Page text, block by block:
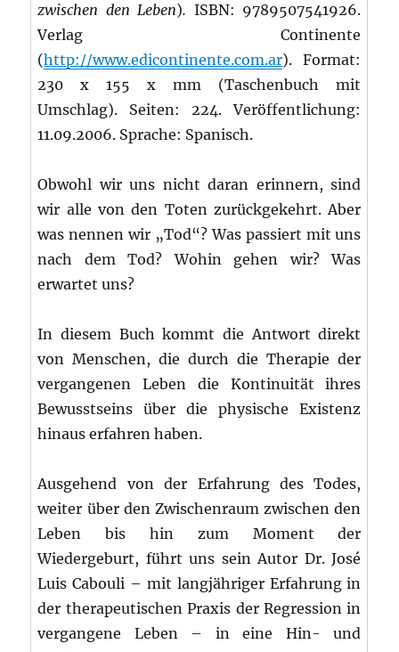
zwischen den Leben). ISBN: 9789507541926.
Verlag Continente
(http://www.edicontinente.com.ar). Format:
230 x 155 x mm (Taschenbuch mit
Umschlag). Seiten: 224. Veröffentlichung:
11.09.2006. Sprache: Spanisch.
Obwohl wir uns nicht daran erinnern, sind
wir alle von den Toten zurückgekehrt. Aber
was nennen wir „Tod“? Was passiert mit uns
nach dem Tod? Wohin gehen wir? Was
erwartet uns?
In diesem Buch kommt die Antwort direkt
von Menschen, die durch die Therapie der
vergangenen Leben die Kontinuität ihres
Bewusstseins über die physische Existenz
hinaus erfahren haben.
Ausgehend von der Erfahrung des Todes,
weiter über den Zwischenraum zwischen den
Leben bis hin zum Moment der
Wiedergeburt, führt uns sein Autor Dr. José
Luis Cabouli – mit langjähriger Erfahrung in
der therapeutischen Praxis der Regression in
vergangene Leben – in eine Hin- und